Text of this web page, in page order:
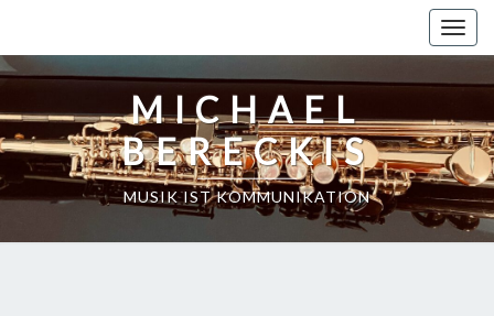
content
MICHAEL
BERECKIS
MUSIK IST KOMMUNIKATION